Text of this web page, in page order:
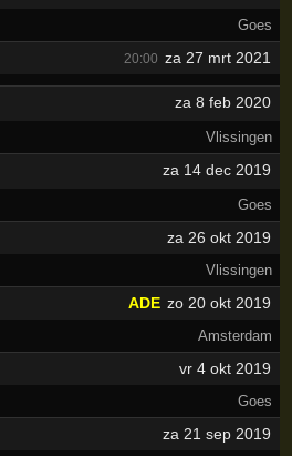
Goes
za 27 mrt 2021
20:00
za 8 feb 2020
Vlissingen
za 14 dec 2019
Goes
za 26 okt 2019
Vlissingen
zo 20 okt 2019
ADE
Amsterdam
vr 4 okt 2019
Goes
za 21 sep 2019